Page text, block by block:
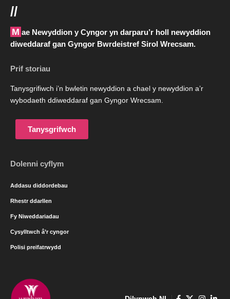
//
Mae Newyddion y Cyngor yn darparu’r holl newyddion
diweddaraf gan Gyngor Bwrdeistref Sirol Wrecsam.
Prif storiau
Tanysgrifiwch i’n bwletin newyddion a chael y newyddion a’r
wybodaeth ddiweddaraf gan Gyngor Wrecsam.
Tanysgrifwch
Dolenni cyflym
Addasu diddordebau
Rhestr ddarllen
Fy Niweddariadau
Cysylltwch â’r cyngor
Polisi preifatrwydd